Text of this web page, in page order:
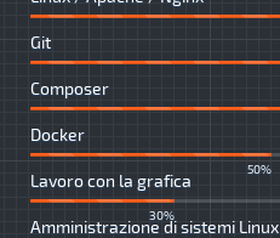
Git
Composer
Docker
50%
Lavoro con la grafica
30%
Amministrazione di sistemi Linux